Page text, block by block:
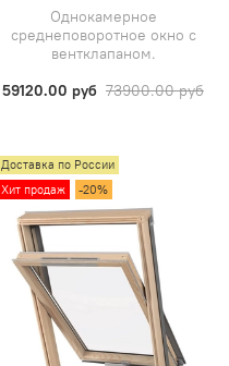
Однокамерное
среднеповоротное окно с
вентклапаном.
59120.00 руб 73900.00 руб
Доставка по России
Хит продаж
-20%